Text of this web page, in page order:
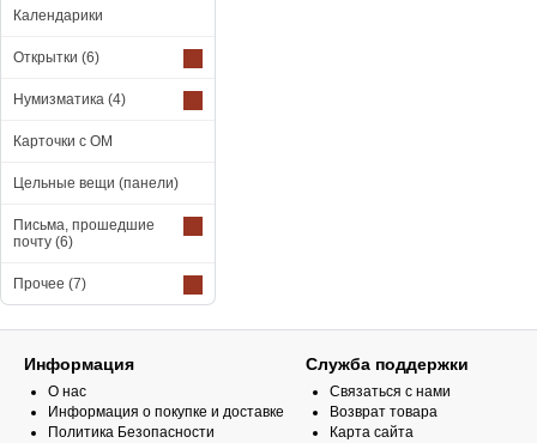
Календарики
Открытки (6)
Нумизматика (4)
Карточки с ОМ
Цельные вещи (панели)
Письма, прошедшие
почту (6)
Прочее (7)
Информация
О нас
Информация о покупке и доставке
Политика Безопасности
Служба поддержки
Связаться с нами
Возврат товара
Карта сайта